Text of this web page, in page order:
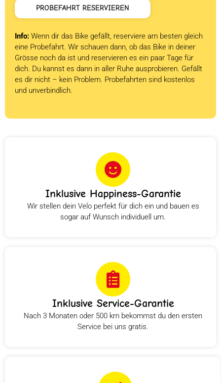
PROBEFAHRT RESERVIEREN
Info: Wenn dir das Bike gefällt, reserviere am besten gleich
eine Probefahrt. Wir schauen dann, ob das Bike in deiner
Grösse noch da ist und reservieren es ein paar Tage für
dich. Du kannst es dann in aller Ruhe ausprobieren. Gefällt
es dir nicht – kein Problem. Probefahrten sind kostenlos
und unverbindlich.
Inklusive Happiness-Garantie
Wir stellen dein Velo perfekt für dich ein und bauen es
sogar auf Wunsch individuell um.
Inklusive Service-Garantie
Nach 3 Monaten oder 500 km bekommst du den ersten
Service bei uns gratis.